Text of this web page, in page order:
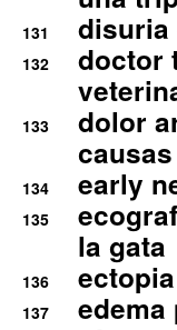
131 disuria
132
doctor
133
dolor
causas
134 early
135
la gata
136
137 edema